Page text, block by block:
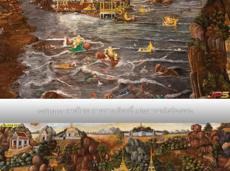
wallpaper ลายไทย ลายรามเกียรติ์ แต่งฉากหลังห้องพระ